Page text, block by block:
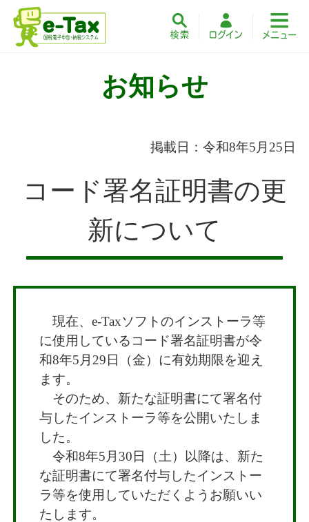
お知らせ
掲載日：令和8年5月25日
コード署名証明書の更
新について
現在、e-Taxソフトのインストーラ等
に使用しているコード署名証明書が令
和8年5月29日（金）に有効期限を迎え
ます。
そのため、新たな証明書にて署名付
与したインストーラ等を公開いたしま
した。
令和8年5月30日（土）以降は、新た
な証明書にて署名付与したインストー
ラ等を使用していただくようお願いい
たします。